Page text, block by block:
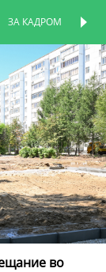
ЗА КАДРОМ
во
СТРАНИЦА